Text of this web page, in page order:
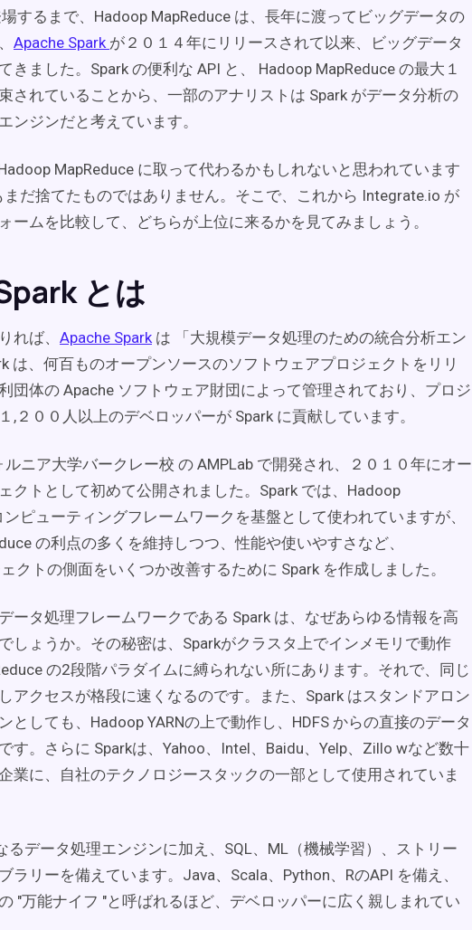
するまで、Hadoop MapReduce は、長年に渡ってビッグデータの
Apache Spark が２０１４年にリリースされて以来、ビッグデータ
きました。Spark の便利な API と、 Hadoop MapReduce の最大１
されていることから、一部のアナリストは Spark がデータ分析の
ンジンだと考えています。
MapReduce に取って代わるかもしれないと思われています
まだ捨てたものではありません。そこで、これから Integrate.io が
ームを比較して、どちらが上位に来るかを見てみましょう。
とは
れば、 Apache Sparkは 「大規模データ処理のための統合分析エン
は、何百ものオープンソースのソフトウェアプロジェクトをリリ
団体の Apache ソフトウェア財団によって管理されており、プロジ
,２００人以上のデベロッパーが Spark に貢献しています。
ルニア大学バークレー校 の AMPLab で開発され、２０１０年にオー
クトとして初めて公開されました。Spark では、Hadoop
ンピューティングフレームワークを基盤として使われていますが、
の利点の多くを維持しつつ、性能や使いやすさなど、
クトの側面をいくつか改善するために Spark を作成しました。
ータ処理フレームワークである Spark は、なぜあらゆる情報を高
しょうか。その秘密は、Sparkがクラスタ上でインメモリで動作
の2段階パラダイムに縛られない所にあります。それで、同じ
アクセスが格段に速くなるのです。また、Spark はスタンドアロン
としても、Hadoop YARNの上で動作し、HDFS からの直接のデータ
す。さらに Sparkは、Yahoo、Intel、Baidu、Yelp、Zillo wなど数十
業に、自社のテクノロジースタックの一部として使用されていま
るデータ処理エンジンに加え、SQL、ML（機械学習）、ストリー
ラリーを備えています。Java、Scala、Python、RのAPI を備え、
"万能ナイフ "と呼ばれるほど、デベロッパーに広く親しまれてい